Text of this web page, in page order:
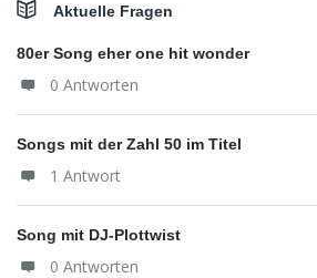
Aktuelle Fragen
80er Song eher one hit wonder
0 Antworten
Songs mit der Zahl 50 im Titel
1 Antwort
Song mit DJ-Plottwist
0 Antworten